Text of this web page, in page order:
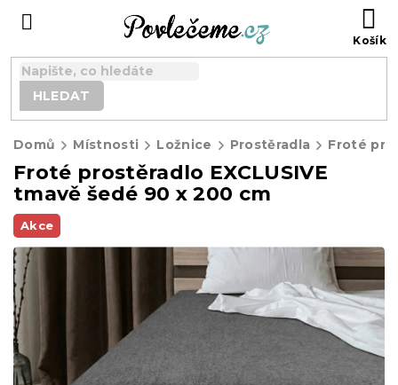
HLEDAT
Domů Místnosti Ložnice Prostěradla Froté
Froté prostěradlo EXCLUSIVE
tmavě šedé 90 x 200 cm
Akce